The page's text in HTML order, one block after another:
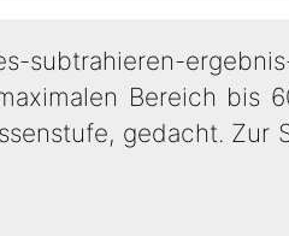
subtrahieren-
Bereich bis
gedacht. Zur